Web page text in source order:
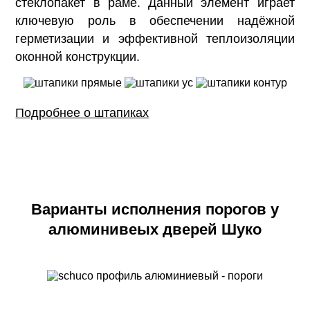
ключевую роль в обеспечении надёжной
герметизации и эффективной теплоизоляции
оконной конструкции.
Подробнее о штапиках
Варианты исполнения порогов у
алюминивеых дверей Шуко